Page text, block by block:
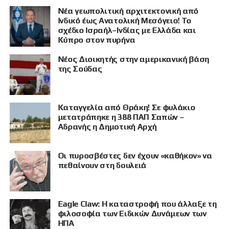
Νέα γεωπολιτική αρχιτεκτονική από
Ινδικό έως Ανατολική Μεσόγειο! Το
σχέδιο Ισραήλ–Ινδίας με Ελλάδα και
Κύπρο στον πυρήνα
Νέος Διοικητής στην αμερικανική βάση
της Σούδας
Καταγγελία από Θράκη! Σε φυλάκιο
μετατράπηκε η 388 ΠΑΠ Σαπών –
Αδρανής η Δημοτική Αρχή
Οι πυροσβέστες δεν έχουν «καθήκον» να
πεθαίνουν στη δουλειά
Eagle Claw: Η καταστροφή που άλλαξε τη
φιλοσοφία των Ειδικών Δυνάμεων των
ΗΠΑ